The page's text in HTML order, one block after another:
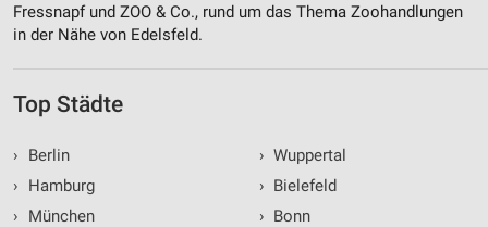
Fressnapf und ZOO & Co., rund um das Thema Zoohandlungen
in der Nähe von Edelsfeld.
Top Städte
›
Berlin
›
Hamburg
›
München
› Wuppertal
› Bielefeld
› Bonn